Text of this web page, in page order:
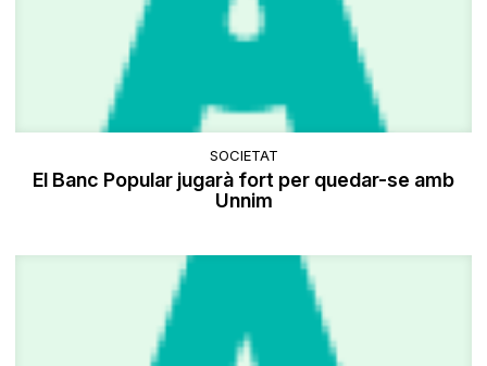
SOCIETAT
El Banc Popular jugarà fort per quedar-se amb
Unnim